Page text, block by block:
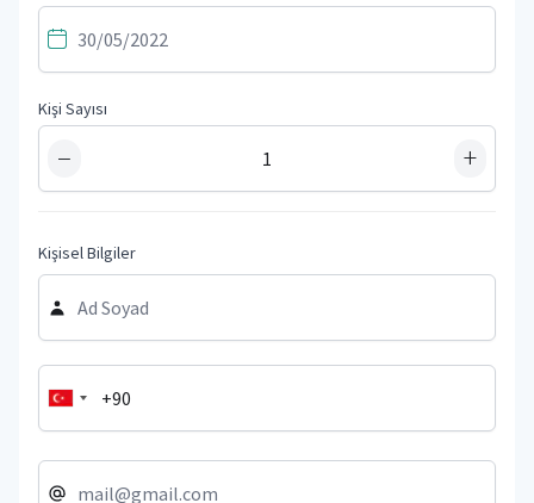
Kişi Sayısı
− +
Kişisel Bilgiler